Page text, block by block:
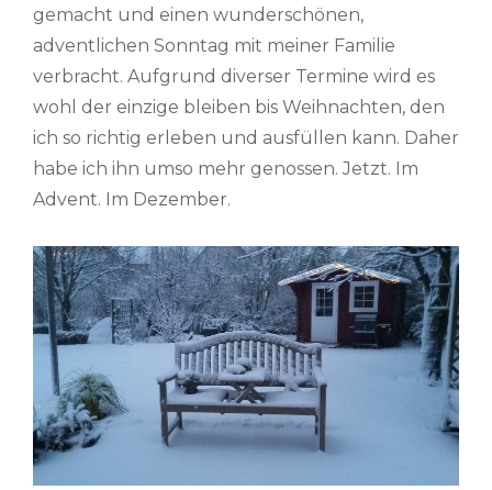
gemacht und einen wunderschönen,
adventlichen Sonntag mit meiner Familie
verbracht. Aufgrund diverser Termine wird es
wohl der einzige bleiben bis Weihnachten, den
ich so richtig erleben und ausfüllen kann. Daher
habe ich ihn umso mehr genossen. Jetzt. Im
Advent. Im Dezember.